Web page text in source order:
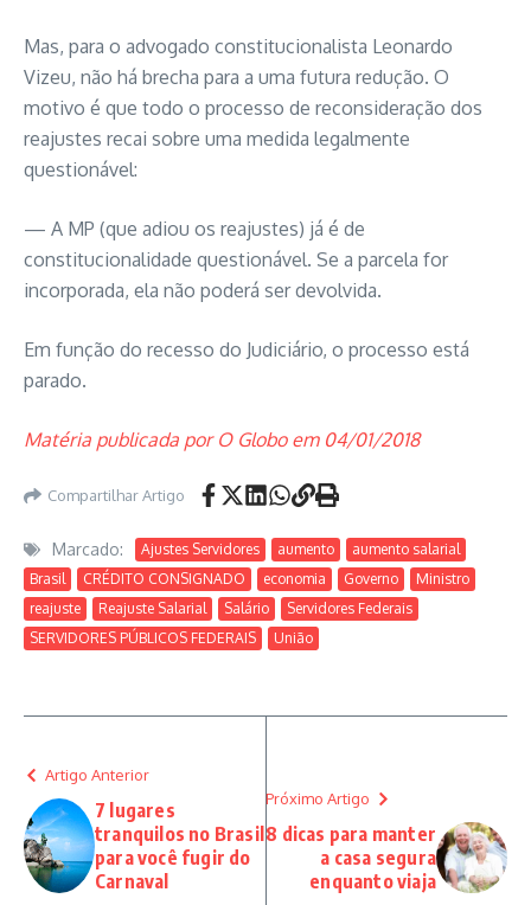
Mas, para o advogado constitucionalista Leonardo
Vizeu, não há brecha para a uma futura redução. O
motivo é que todo o processo de reconsideração dos
reajustes recai sobre uma medida legalmente
questionável:
— A MP (que adiou os reajustes) já é de
constitucionalidade questionável. Se a parcela for
incorporada, ela não poderá ser devolvida.
Em função do recesso do Judiciário, o processo está
parado.
Matéria publicada por O Globo em 04/01/2018
Compartilhar Artigo
Marcado: Ajustes Servidores aumento
aumento salarial
Brasil
CRÉDITO CONSIGNADO economia Governo
Ministro
reajuste
Reajuste Salarial Salário
Servidores Federais
SERVIDORES PÚBLICOS FEDERAIS
União
Artigo Anterior
7 lugares
tranquilos no Brasil
para você fugir do
Carnaval
Próximo Artigo
8 dicas para manter
a casa segura
enquanto viaja